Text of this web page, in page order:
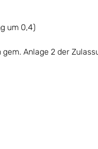
um 0,4)
Anlage 2 der